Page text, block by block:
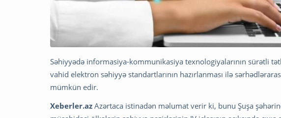
Səhiyyədə informasiya-kommunikasiya texnologiyalarının sürətli
vahid elektron səhiyyə standartlarının hazırlanması ilə
mümkün edir.
Xeberler.az Azərtaca istinadən məlumat verir ki, bunu Şuşa